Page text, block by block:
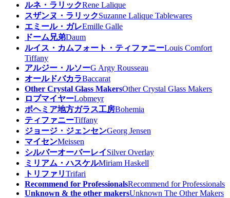
ルネ・ラリックRene Lalique
スザンヌ・ラリックSuzanne Lalique Tablewares
エミール・ガレEmille Galle
ドーム兄弟Daum
ルイス・カムフォート・ティファニーLouis Comfort
Tiffany
アルジー・ルソーG Argy Rousseau
オールドバカラBaccarat
Other Crystal Glass MakersOther Crystal Glass Makers
ロブマイヤーLobmeyr
ボヘミア地方ガラス工房Bohemia
ティファニーTiffany
ジョージ・ジェンセンGeorg Jensen
マイセンMeissen
シルバーオーバーレイSilver Overlay
ミリアム・ハスケルMiriam Haskell
トリファリTrifari
Recommend for ProfessionalsRecommend for Professionals
Unknown & the other makersUnknown The Other Makers